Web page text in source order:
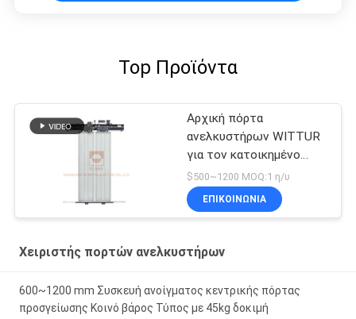
Top Προϊόντα
Αρχική πόρτα
ανελκυστήρων WITTUR
για τον κατοικημένο
χειριστή πορτών
ανελκυστήρων
$500~1200 MOQ:1 η/υ
ΕΠΙΚΟΙΝΩΝΙΑ
Χειριστής πορτών ανελκυστήρων
600~1200 mm Συσκευή ανοίγματος κεντρικής πόρτας
προσγείωσης Κοινό βάρος Τύπος με 45kg δοκιμή